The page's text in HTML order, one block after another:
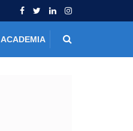
ACADEMIA